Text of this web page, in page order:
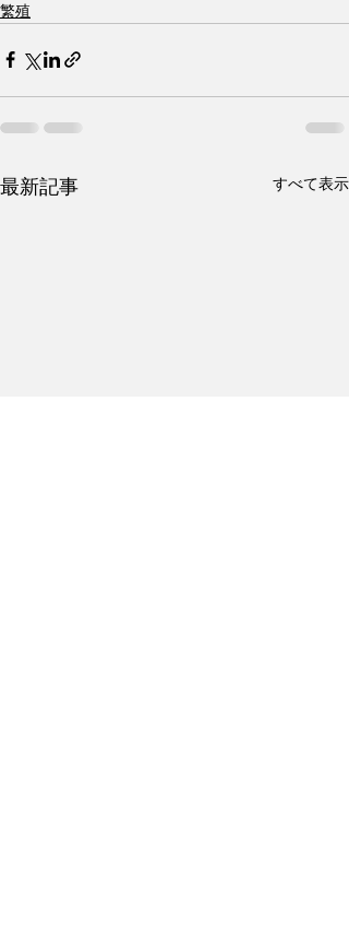
繁殖
最新記事 すべて表示